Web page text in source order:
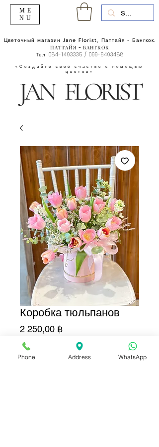
«Создайте своё счастье с помощью
цветов»
Цветочный магазин Jane Florist, Паттайя - Бангкок.
ПАТТАЙЯ - БАНГКОК
Тел. 084-1493335 / 099-6493488
ME
NU
Коробка тюльпанов
2 250,00 ฿Цена
Количество
Phone Address WhatsApp